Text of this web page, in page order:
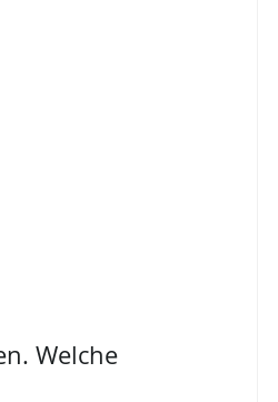
Welche